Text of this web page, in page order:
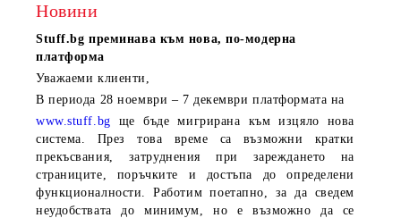
Новини
Stuff.bg преминава към нова, по-модерна
платформа
Уважаеми клиенти,
В периода 28 ноември – 7 декември платформата на
www.stuff.bg ще бъде мигрирана към изцяло нова
система. През това време са възможни кратки
прекъсвания, затруднения при зареждането на
страниците, поръчките и достъпа до определени
функционалности. Работим поетапно, за да сведем
неудобствата до минимум, но е възможно да се